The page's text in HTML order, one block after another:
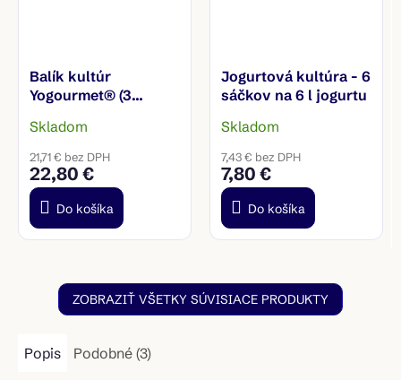
Balík kultúr
Yogourmet® (3
Skladom
21,71 € bez DPH
22,80 €
Do košíka
Jogurtová kultúra - 6
sáčkov na 6 l jogurtu
Skladom
7,43 € bez DPH
7,80 €
Do košíka
ZOBRAZIŤ VŠETKY SÚVISIACE PRODUKTY
Popis Podobné (3)